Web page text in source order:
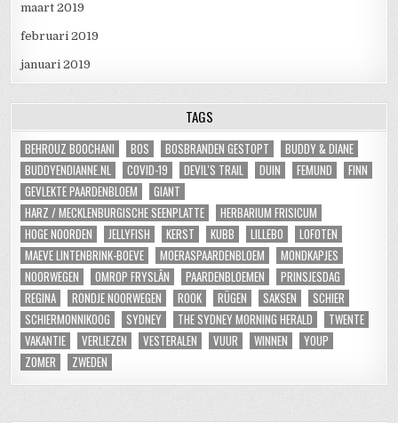
maart 2019
februari 2019
januari 2019
TAGS
BEHROUZ BOOCHANI BOS BOSBRANDEN GESTOPT
BUDDY & DIANE
BUDDYENDIANNE.NL
COVID-19 DEVIL'S TRAIL DUIN FEMUND
FINN
GEVLEKTE PAARDENBLOEM
GIANT
HARZ / MECKLENBURGISCHE SEENPLATTE
HERBARIUM FRISICUM
HOGE NOORDEN
JELLYFISH KERST KUBB LILLEBO
LOFOTEN
MAEVE LINTENBRINK-BOEVE
MOERASPAARDENBLOEM
MONDKAPJES
NOORWEGEN
OMROP FRYSLÂN PAARDENBLOEMEN
PRINSJESDAG
REGINA
RONDJE NOORWEGEN ROOK RÜGEN SAKSEN
SCHIER
SCHIERMONNIKOOG
SYDNEY THE SYDNEY MORNING HERALD
TWENTE
VAKANTIE
VERLIEZEN VESTERALEN VUUR WINNEN
YOUP
ZOMER
ZWEDEN